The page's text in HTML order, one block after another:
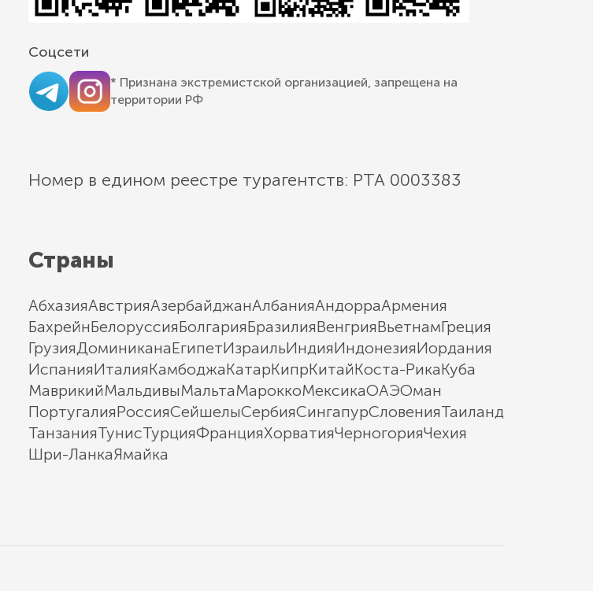
Соцсети
* Признана экстремистской организацией, запрещена на
территории РФ
Номер в едином реестре турагентств: РТА 0003383
Страны
АбхазияАвстрияАзербайджанАлбанияАндорраАрмения
БахрейнБелоруссияБолгарияБразилияВенгрияВьетнамГреция
ГрузияДоминиканаЕгипетИзраильИндияИндонезияИордания
ИспанияИталияКамбоджаКатарКипрКитайКоста-РикаКуба
МаврикийМальдивыМальтаМароккоМексикаОАЭОман
ПортугалияРоссияСейшелыСербияСингапурСловенияТаиланд
ТанзанияТунисТурцияФранцияХорватияЧерногорияЧехия
Шри-ЛанкаЯмайка